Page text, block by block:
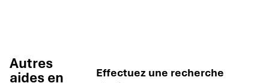
Autres
aides en
Effectuez une recherche